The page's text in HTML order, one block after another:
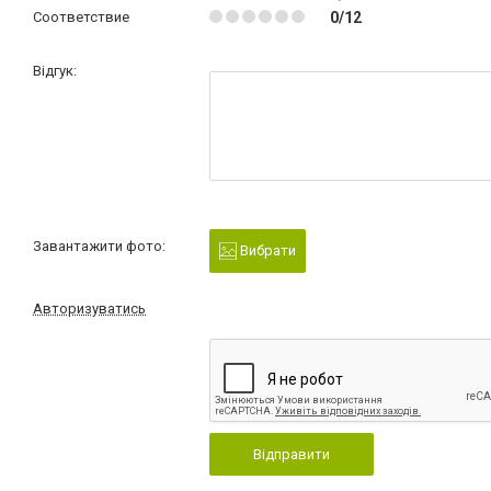
Соответствие 0/12
Відгук:
Завантажити фото: Вибрати
Авторизуватись
Відправити